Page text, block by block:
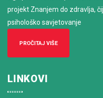
projekt Znanjem do zdravlja,
psihološko savjetovanje
PROČITAJ VIŠE
LINKOVI